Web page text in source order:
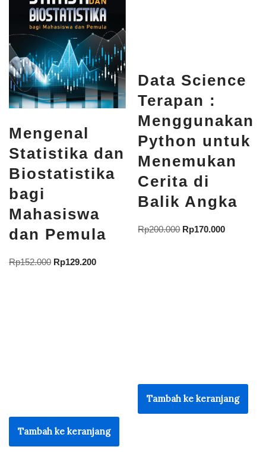
Mengenal
Statistika dan
Biostatistika
bagi
Mahasiswa
dan Pemula
Rp152.000 Rp129.200
Tambah ke keranjang
Data Science
Terapan :
Menggunakan
Python untuk
Menemukan
Cerita di
Balik Angka
Rp200.000 Rp170.000
Tambah ke keranjang